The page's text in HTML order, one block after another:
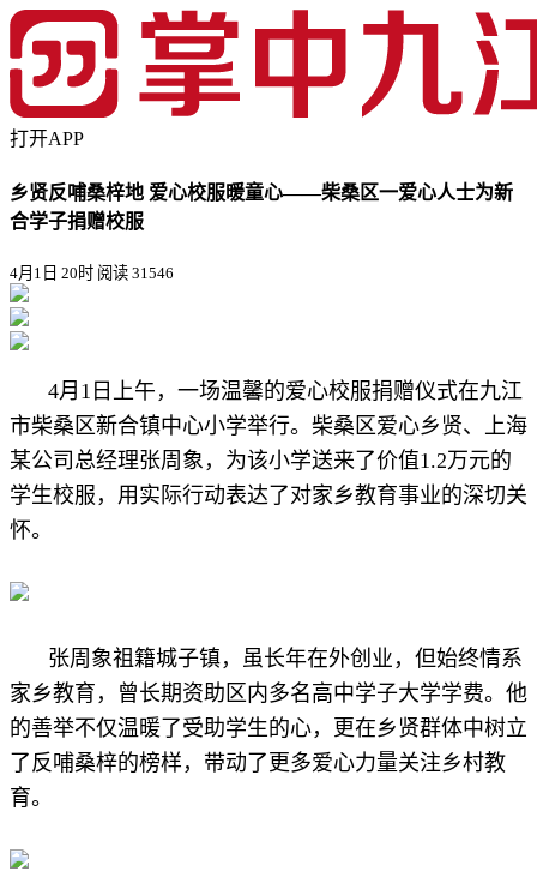
打开APP
乡贤反哺桑梓地 爱心校服暖童心——柴桑区一爱心人士为新
合学子捐赠校服
4月1日 20时 阅读 31546
4月1日上午，一场温馨的爱心校服捐赠仪式在九江
市柴桑区新合镇中心小学举行。柴桑区爱心乡贤、上海
某公司总经理张周象，为该小学送来了价值1.2万元的
学生校服，用实际行动表达了对家乡教育事业的深切关
怀。
张周象祖籍城子镇，虽长年在外创业，但始终情系
家乡教育，曾长期资助区内多名高中学子大学学费。他
的善举不仅温暖了受助学生的心，更在乡贤群体中树立
了反哺桑梓的榜样，带动了更多爱心力量关注乡村教
育。